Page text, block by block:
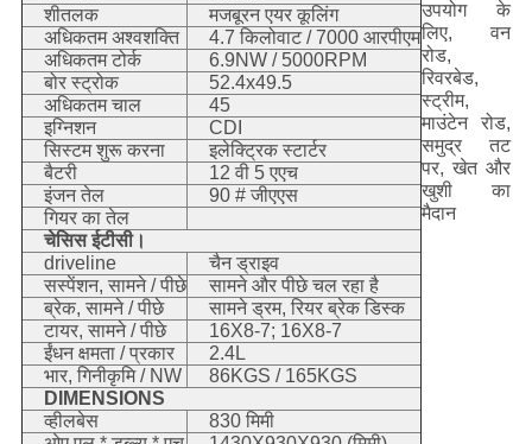
शीतलक
मजबूरन एयर कूलिंग
अधिकतम अश्वशक्ति
4.7 किलोवाट / 7000 आरपीएम
अधिकतम टोर्क
6.9NW / 5000RPM
बोर स्ट्रोक
52.4x49.5
अधिकतम चाल
45
इग्निशन
CDI
सिस्टम शुरू करना
इलेक्ट्रिक स्टार्टर
बैटरी
12 वी 5 एएच
इंजन तेल
90 # जीएएस
गियर का तेल
चेसिस ईटीसी।
driveline
चैन ड्राइव
सस्पेंशन, सामने / पीछे
सामने और पीछे चल रहा है
ब्रेक, सामने / पीछे
सामने ड्रम, रियर ब्रेक डिस्क
टायर, सामने / पीछे
16X8-7; 16X8-7
ईंधन क्षमता / प्रकार
2.4L
भार, गिनीकृमि / NW
86KGS / 165KGS
DIMENSIONS
व्हीलबेस
830 मिमी
उपयोग के
लिए, वन
रोड,
रिवरबेड,
स्ट्रीम,
माउंटेन रोड,
समुद्र तट
पर, खेत और
खुशी का
मैदान